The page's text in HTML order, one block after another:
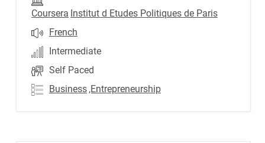
Coursera Institut d Etudes Politiques de Paris
French
Intermediate
Self Paced
Business ,Entrepreneurship